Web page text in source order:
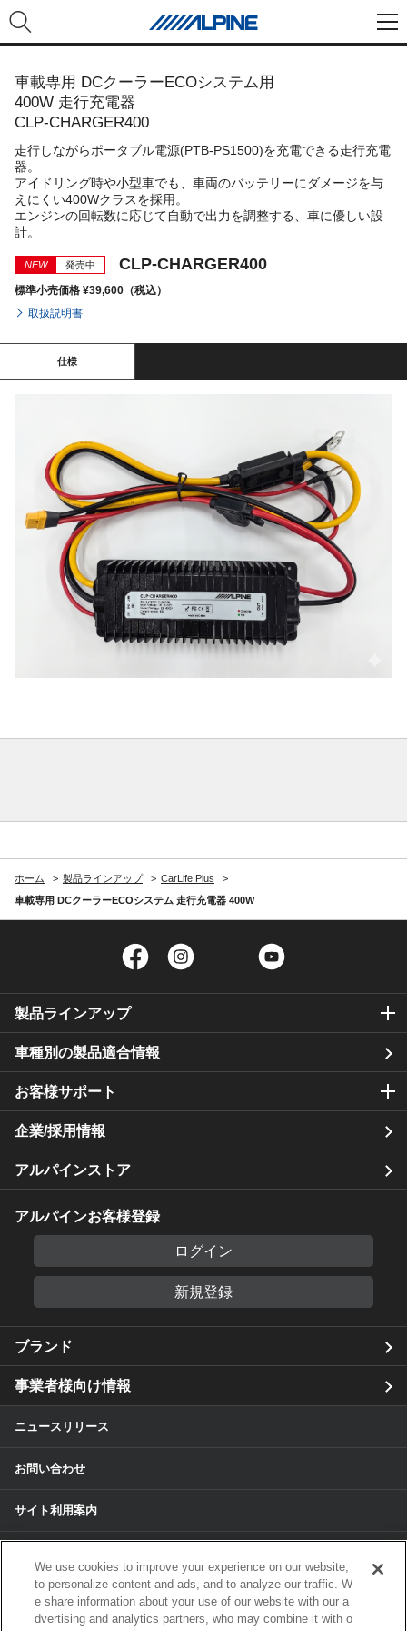
車載専用 DCクーラーECOシステム用
400W 走行充電器
CLP-CHARGER400
走行しながらポータブル電源(PTB-PS1500)を充電できる走行充電
器。
アイドリング時や小型車でも、車両のバッテリーにダメージを与
えにくい400Wクラスを採用。
エンジンの回転数に応じて自動で出力を調整する、車に優しい設
計。
NEW 発売中 CLP-CHARGER400
標準小売価格 ¥39,600（税込）
取扱説明書
仕様
ホーム 製品ラインアップ
CarLife Plus
車載専用 DCクーラーECOシステム 走行充電器 400W
Facebook Twitter
製品ラインアップ
車種別の製品適合情報
お客様サポート
企業/採用情報
アルパインストア
アルパインお客様登録
ログイン
新規登録
ブランド
事業者様向け情報
ニュースリリース
お問い合わせ
サイト利用案内
個人情報のお取扱いについて
We use cookies to improve your experience on our website,
to personalize content and ads, and to analyze our traffic. W
e share information about your use of our website with our a
dvertising and analytics partners, who may combine it with o